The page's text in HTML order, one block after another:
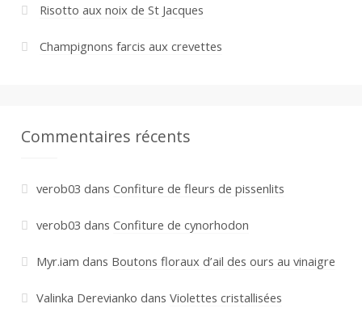
Risotto aux noix de St Jacques
Champignons farcis aux crevettes
Commentaires récents
verob03 dans Confiture de fleurs de pissenlits
verob03 dans Confiture de cynorhodon
Myr.iam dans Boutons floraux d’ail des ours au vinaigre
Valinka Derevianko dans Violettes cristallisées